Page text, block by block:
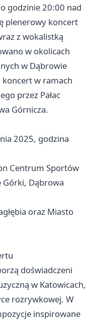
godzinie 20:00 nad
plenerowy koncert
z wokalistką
w okolicach
w Dąbrowie
w ramach
przez Pałac
Górnicza.
2025, godzina
Centrum Sportów
Dąbrowa
oraz Miasto
doświadczeni
w Katowicach,
rozrywkowej. W
inspirowane